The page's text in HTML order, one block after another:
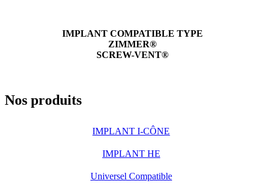
IMPLANT COMPATIBLE TYPE
ZIMMER®
SCREW-VENT®
Nos produits
IMPLANT I-CÔNE
IMPLANT HE
Universel Compatible